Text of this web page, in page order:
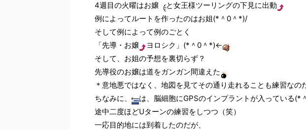
4週目の火曜はお嬢
と女王様ツーリングの下見に出動
例によってルートを作ったのはお姐(*＾0＾*)/
そして例によって例のごとく
「先導・お嬢
ヨロシク」(*＾0＾*)←
そして、お姐の予想を裏切らず？
先導役のお嬢は道をガンガン間違えた
＊意地悪ではなく、地図を見てその通り走れることも練習な
ちなみに、
は、脳細胞にGPSのインプラントが入っている
途中二度ほどUターンの練習をしつつ（笑）
一応目的地には到着したのだが、